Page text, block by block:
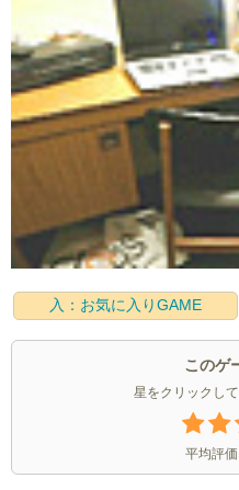
入：お気に入りGAME
このゲ
星をクリックし
平均評価